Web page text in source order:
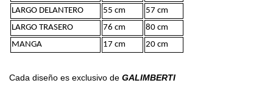
LARGO DELANTERO
55 cm
57 cm
LARGO TRASERO
76 cm
80 cm
MANGA
17 cm 20 cm
Cada diseño es exclusivo de GALIMBERTI